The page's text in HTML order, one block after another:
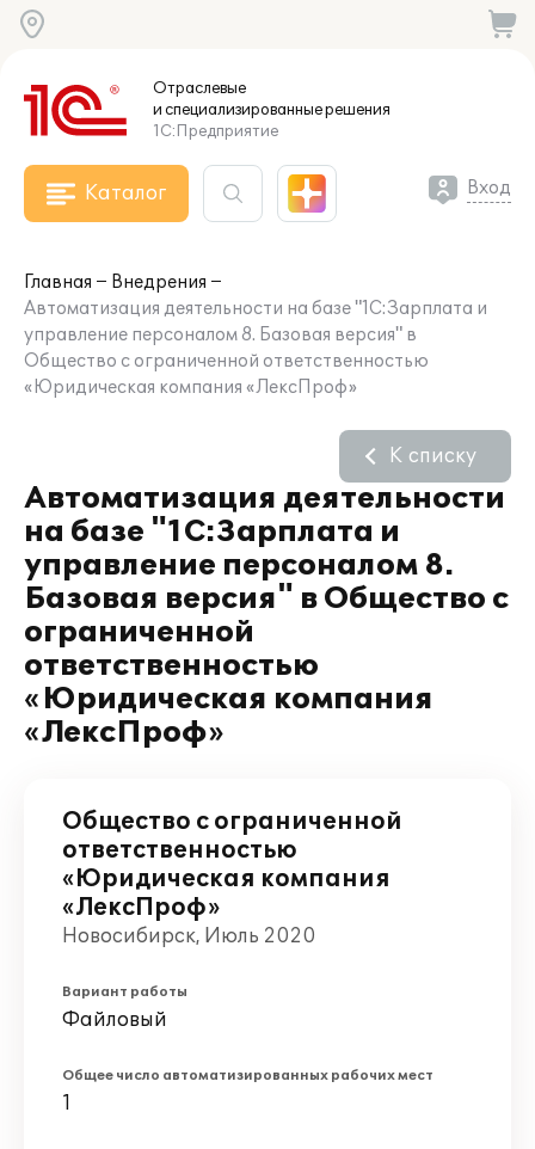
Отраслевые
и специализированныерешения
1С:Предприятие
Каталог Вход
Главная
Внедрения
Автоматизация деятельности на базе "1С:Зарплата и
управление персоналом 8. Базовая версия" в
Общество с ограниченной ответственностью
«Юридическая компания «ЛексПроф»
Автоматизация деятельности
на базе "1С:Зарплата и
управление персоналом 8.
Базовая версия" в Общество с
ограниченной
ответственностью
«Юридическая компания
«ЛексПроф»
К списку
Общество с ограниченной
ответственностью
«Юридическая компания
«ЛексПроф»
Новосибирск, Июль 2020
Вариант работы
Файловый
Общее число автоматизированных рабочих мест
1